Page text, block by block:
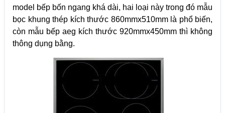
model bếp bốn ngang khá dài, hai loại này trong đó mẫu
bọc khung thép kích thước 860mmx510mm là phổ biến,
còn mẫu bếp aeg kích thước 920mmx450mm thì không
thông dụng bằng.